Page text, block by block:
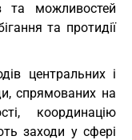
та можливостей
та протидії
центральних і
спрямованих на
координацію
заходи у сфері